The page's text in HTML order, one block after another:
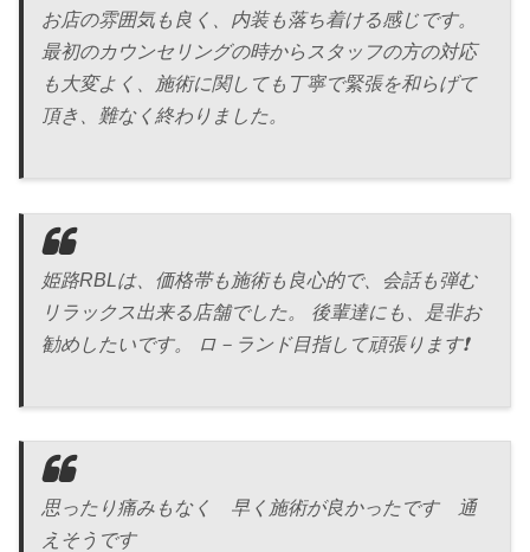
お店の雰囲気も良く、内装も落ち着ける感じです。
最初のカウンセリングの時からスタッフの方の対応
も大変よく、施術に関しても丁寧で緊張を和らげて
頂き、難なく終わりました。
姫路RBLは、価格帯も施術も良心的で、会話も弾む
リラックス出来る店舗でした。 後輩達にも、是非お
勧めしたいです。 ロ－ランド目指して頑張ります❗
思ったり痛みもなく 早く施術が良かったです 通
えそうです